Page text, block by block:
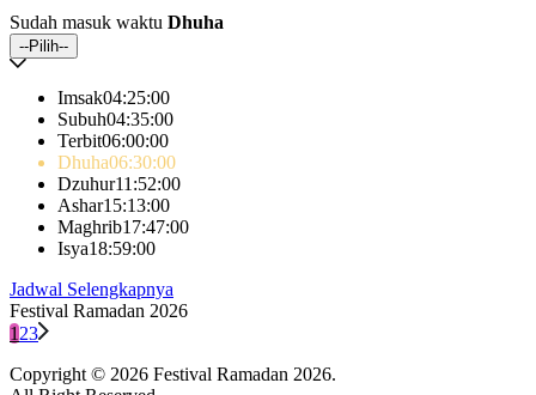
Sudah masuk waktu Dhuha
--Pilih--
Imsak04:25:00
Subuh04:35:00
Terbit06:00:00
Dhuha06:30:00
Dzuhur11:52:00
Ashar15:13:00
Maghrib17:47:00
Isya18:59:00
Jadwal Selengkapnya
Festival Ramadan 2026
123
Copyright © 2026 Festival Ramadan 2026.